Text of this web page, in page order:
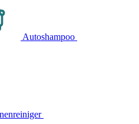
Autoshampoo